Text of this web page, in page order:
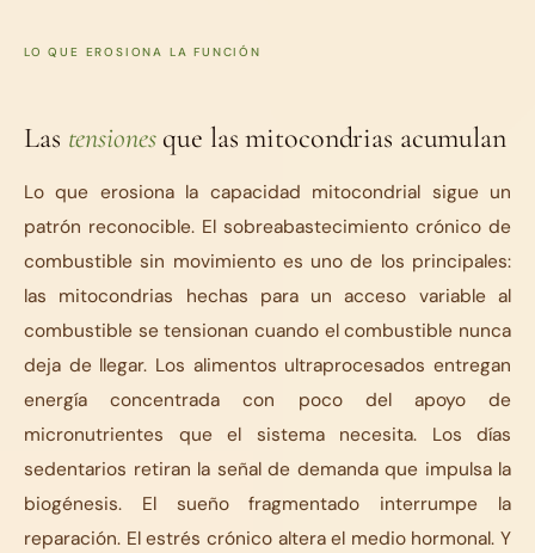
LO QUE EROSIONA LA FUNCIÓN
Las tensionesque las mitocondrias acumulan
Lo que erosiona la capacidad mitocondrial sigue un
patrón reconocible. El sobreabastecimiento crónico de
combustible sin movimiento es uno de los principales:
las mitocondrias hechas para un acceso variable al
combustible se tensionan cuando el combustible nunca
deja de llegar. Los alimentos ultraprocesados entregan
energía concentrada con poco del apoyo de
micronutrientes que el sistema necesita. Los días
sedentarios retiran la señal de demanda que impulsa la
biogénesis. El sueño fragmentado interrumpe la
reparación. El estrés crónico altera el medio hormonal. Y